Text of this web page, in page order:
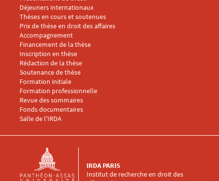
Déjeuners internationaux
Thèses en cours et soutenues
Prix de thèse en droit des affaires
Menu footer IRDA 4
Accompagnement
Financement de la thèse
Inscription en thèse
Rédaction de la thèse
Soutenance de thèse
Menu footer IRDA 5
Formation initiale
Formation professionnelle
Revue des sommaires
Fonds documentaires
Salle de l'IRDA
Institut de recherche en droit des
IRDA PARIS